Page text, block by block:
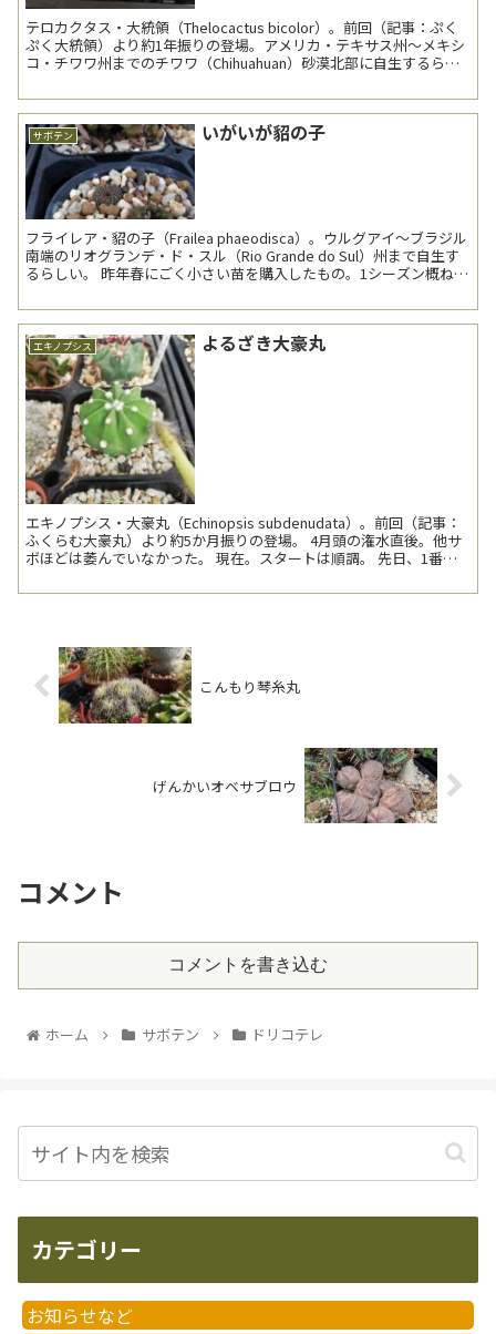
テロカクタス・大統領（Thelocactus bicolor）。前回（記事：ぷく
ぷく大統領）より約1年振りの登場。アメリカ・テキサス州～メキシ
コ・チワワ州までのチワワ（Chihuahuan）砂漠北部に自生するらし
サボテン いがいが貂の子
フライレア・貂の子（Frailea phaeodisca）。ウルグアイ～ブラジル
南端のリオグランデ・ド・スル（Rio Grande do Sul）州まで自生す
るらしい。 昨年春にごく小さい苗を購入したもの。1シーズン概ね順
エキノプシス よるざき大豪丸
エキノプシス・大豪丸（Echinopsis subdenudata）。前回（記事：
ふくらむ大豪丸）より約5か月振りの登場。 4月頭の潅水直後。他サ
ボほどは萎んでいなかった。 現在。スタートは順調。 先日、1番花
こんもり琴糸丸
げんかいオベサブロウ
コメント
コメントを書き込む
ホーム サボテン ドリコテレ
カテゴリー
お知らせなど